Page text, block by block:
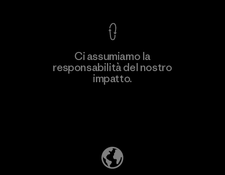
Scopri di più
Ci assumiamo la
responsabilità del nostro
impatto.